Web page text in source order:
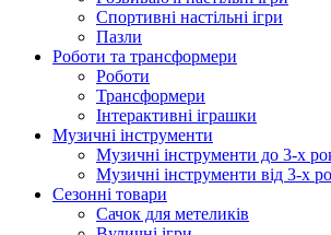
Спортивні настільні ігри
Пазли
Роботи та трансформери
Роботи
Трансформери
Інтерактивні іграшки
Музичні інструменти
Музичні інструменти до 3-х
Музичні інструменти від 3-х
Сезонні товари
Сачок для метеликів